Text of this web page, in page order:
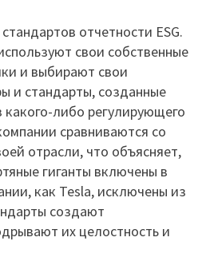
отчетности ESG.
свои собственные
и выбирают свои
и стандарты, созданные
либо регулирующего
сравниваются со
отрасли, что объясняет,
гиганты включены в
как Tesla, исключены из
создают
их целостность и